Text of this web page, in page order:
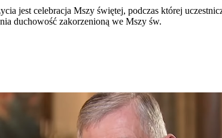
jest celebracja Mszy świętej, podczas której
duchowość zakorzenioną we Mszy św.